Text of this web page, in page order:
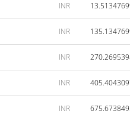
INR
INR
INR
INR
INR